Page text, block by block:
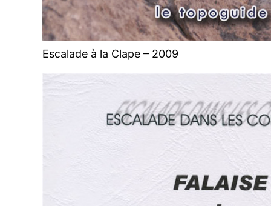
Escalade à la Clape – 2009